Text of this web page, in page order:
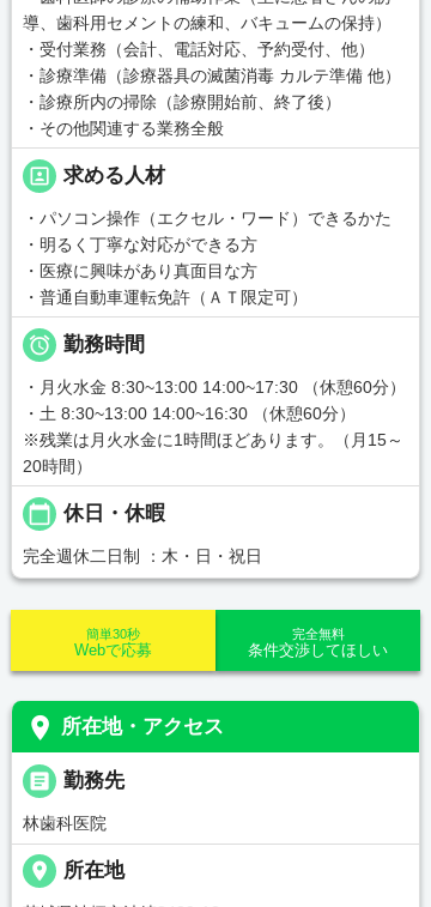
導、歯科用セメントの練和、バキュームの保持）
・受付業務（会計、電話対応、予約受付、他）
・診療準備（診療器具の滅菌消毒 カルテ準備 他）
・診療所内の掃除（診療開始前、終了後）
・その他関連する業務全般
portrait 求める人材
・パソコン操作（エクセル・ワード）できるかた
・明るく丁寧な対応ができる方
・医療に興味があり真面目な方
・普通自動車運転免許（ＡＴ限定可）
 勤務時間
・月火水金 8:30~13:00 14:00~17:30 （休憩60分）
・土 8:30~13:00 14:00~16:30 （休憩60分）
※残業は月火水金に1時間ほどあります。（月15～
20時間）
calendar_today 休日・休暇
完全週休二日制 ：木・日・祝日
完全無料
条件交渉してほしい
簡単30秒
Webで応募
place 所在地・アクセス
_pin
勤務先
林歯科医院
place 所在地